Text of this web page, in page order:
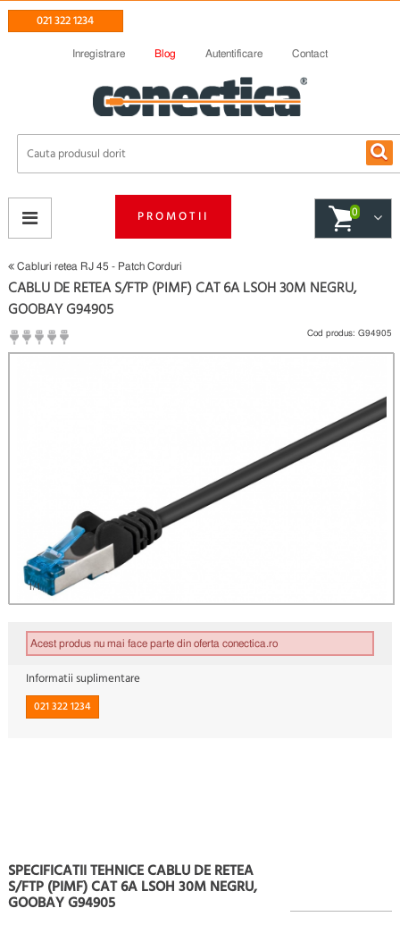
021 322 1234
Inregistrare Blog Autentificare Contact
PROMOTII 0
Cabluri retea RJ 45 - Patch Corduri
1/1
CABLU DE RETEA S/FTP (PIMF) CAT 6A LSOH 30M NEGRU,
GOOBAY G94905
(
Cod produs: G94905
Acest produs nu mai face parte din oferta conectica.ro
Informatii suplimentare
021 322 1234
SPECIFICATII TEHNICE CABLU DE RETEA
S/FTP (PIMF) CAT 6A LSOH 30M NEGRU,
GOOBAY G94905